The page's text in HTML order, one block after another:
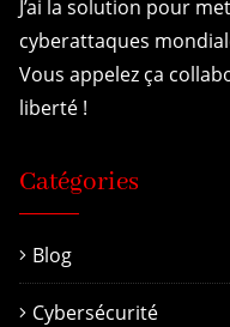
J’ai la solution pour
cyberattaques
Vous appelez ça
liberté !
Catégories
Blog
Cybersécurité